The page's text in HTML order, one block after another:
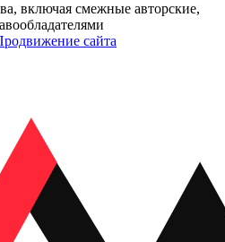
включая смежные авторские,
сайта